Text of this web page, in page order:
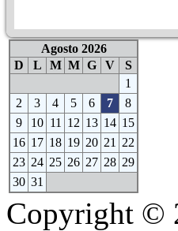
Agosto 2026
D
L M M G V
S
1
2
3 4 5 6 7
8
9
10 11 12 13 14 15
16 17 18 19 20 21
22
23 24 25 26 27 28 29
30 31
Copyright ©